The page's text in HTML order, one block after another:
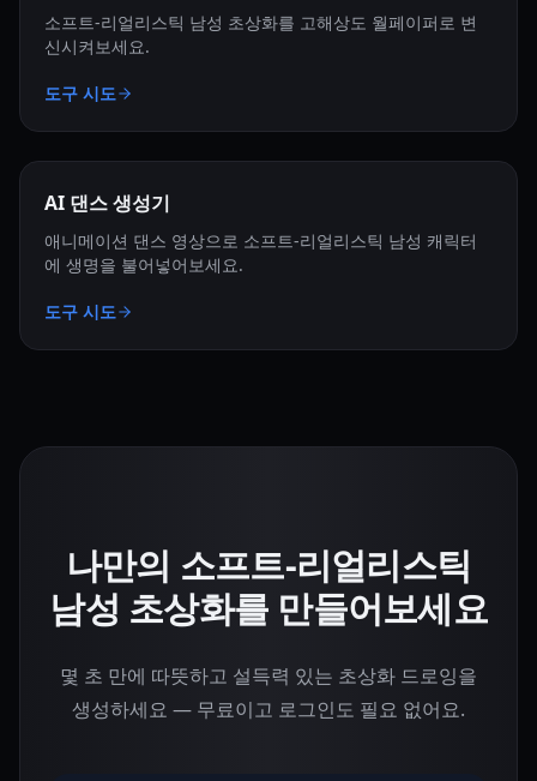
소프트-리얼리스틱 남성 초상화를 고해상도 월페이퍼로 변
신시켜보세요.
도구 시도
AI 댄스 생성기
애니메이션 댄스 영상으로 소프트-리얼리스틱 남성 캐릭터
에 생명을 불어넣어보세요.
도구 시도
나만의 소프트-리얼리스틱
남성 초상화를 만들어보세요
몇 초 만에 따뜻하고 설득력 있는 초상화 드로잉을
생성하세요 — 무료이고 로그인도 필요 없어요.